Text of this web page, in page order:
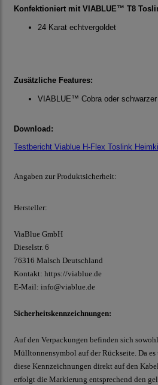
Konfektioniert mit VIABLUE™ T8
24 Karat echtvergoldet
Zusätzliche Features:
VIABLUE™ Cobra oder
Download:
Testbericht Viablue H-Flex Toslink
Angaben zur Produktsicherheit:
Hersteller:
ViaBlue GmbH
Dieselstr. 6
76316 Malsch Deutschland
Kontakt: https://viablue.de
E-Mail: info@viablue.de
Sicherheitskennzeichnungen:
Auf den Verpackungen befinden sich
Mülltonnensymbol auf der Rückseite. Da
diese Kennzeichnungen direkt auf den
erfolgt die Markierung entsprechend den